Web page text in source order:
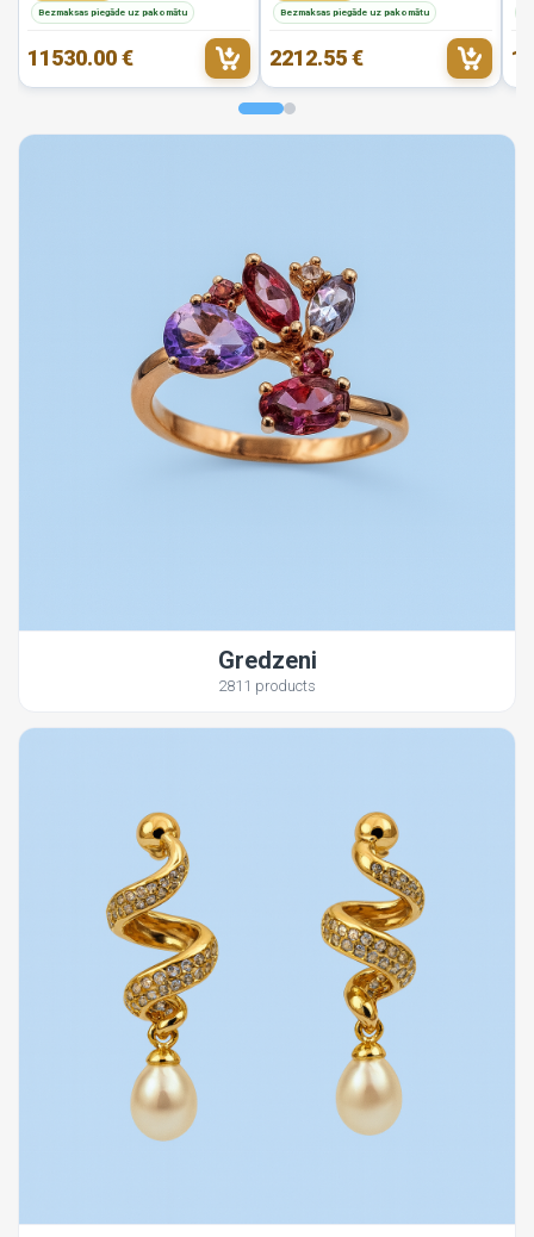
Bezmaksas piegāde uz pakomātu
11530.00 €
Bezmaksas piegāde uz pakomātu
2212.55 €
Gredzeni
2811 products